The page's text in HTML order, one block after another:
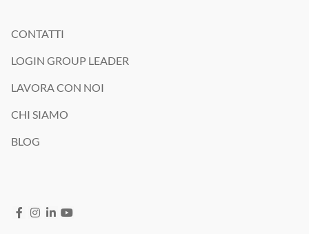
CONTATTI
LOGIN GROUP LEADER
LAVORA CON NOI
CHI SIAMO
BLOG